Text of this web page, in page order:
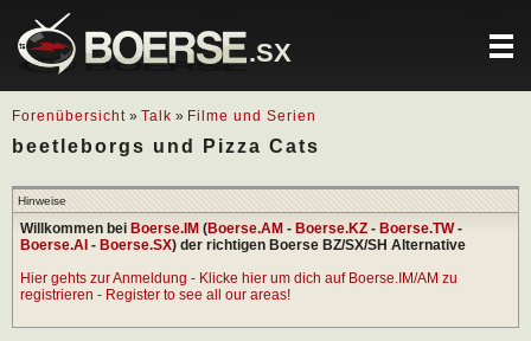
.SX
Forenübersicht » Talk » Filme und Serien
beetleborgs und Pizza Cats
Hinweise
Willkommen bei Boerse.IM (Boerse.AM - Boerse.KZ - Boerse.TW-
Boerse.AI - Boerse.SX) der richtigen Boerse BZ/SX/SH Alternative
Hier gehts zur Anmeldung - Klicke hier um dich auf Boerse.IM/AM zu
registrieren - Register to see all our areas!